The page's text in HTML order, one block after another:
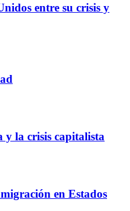
entre su crisis y
y la crisis capitalista
en Estados